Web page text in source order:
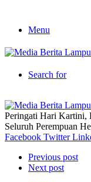
Menu
Search for
Peringati Hari Kartini,
Seluruh Perempuan
Facebook Twitter
Previous post
Next post